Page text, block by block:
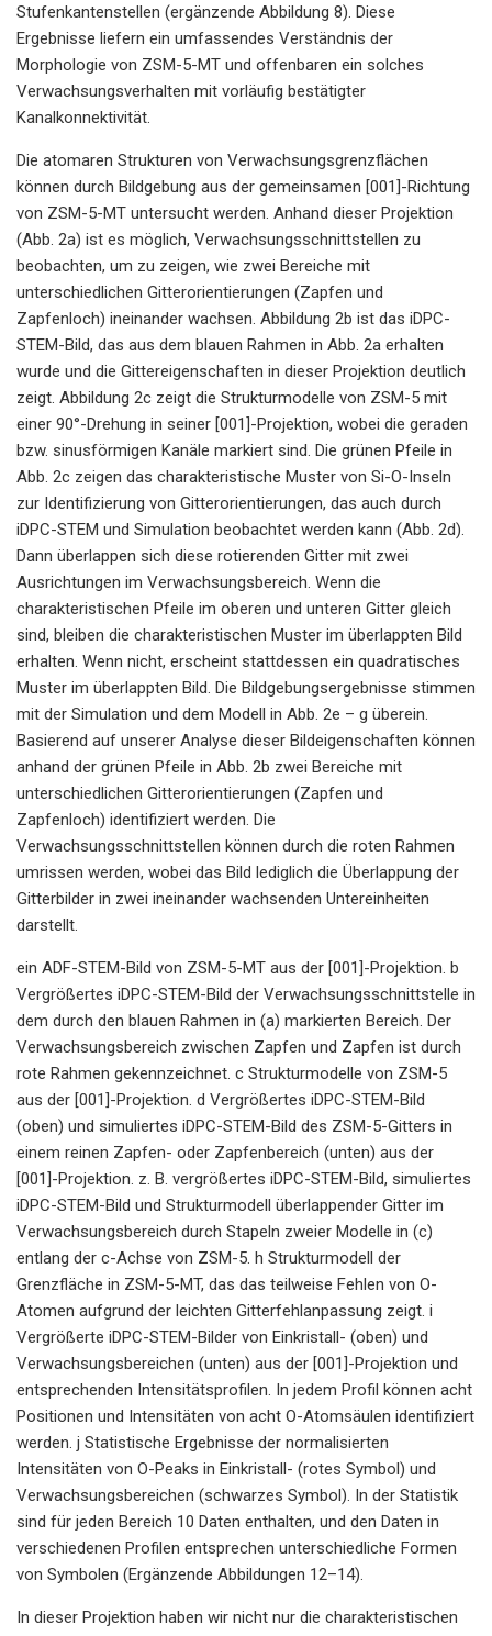
Stufenkantenstellen (ergänzende Abbildung 8). Diese
Ergebnisse liefern ein umfassendes Verständnis der
Morphologie von ZSM-5-MT und offenbaren ein solches
Verwachsungsverhalten mit vorläufig bestätigter
Kanalkonnektivität.
Die atomaren Strukturen von Verwachsungsgrenzflächen
können durch Bildgebung aus der gemeinsamen [001]-Richtung
von ZSM-5-MT untersucht werden. Anhand dieser Projektion
(Abb. 2a) ist es möglich, Verwachsungsschnittstellen zu
beobachten, um zu zeigen, wie zwei Bereiche mit
unterschiedlichen Gitterorientierungen (Zapfen und
Zapfenloch) ineinander wachsen. Abbildung 2b ist das iDPC-
STEM-Bild, das aus dem blauen Rahmen in Abb. 2a erhalten
wurde und die Gittereigenschaften in dieser Projektion deutlich
zeigt. Abbildung 2c zeigt die Strukturmodelle von ZSM-5 mit
einer 90°-Drehung in seiner [001]-Projektion, wobei die geraden
bzw. sinusförmigen Kanäle markiert sind. Die grünen Pfeile in
Abb. 2c zeigen das charakteristische Muster von Si-O-Inseln
zur Identifizierung von Gitterorientierungen, das auch durch
iDPC-STEM und Simulation beobachtet werden kann (Abb. 2d).
Dann überlappen sich diese rotierenden Gitter mit zwei
Ausrichtungen im Verwachsungsbereich. Wenn die
charakteristischen Pfeile im oberen und unteren Gitter gleich
sind, bleiben die charakteristischen Muster im überlappten Bild
erhalten. Wenn nicht, erscheint stattdessen ein quadratisches
Muster im überlappten Bild. Die Bildgebungsergebnisse stimmen
mit der Simulation und dem Modell in Abb. 2e – g überein.
Basierend auf unserer Analyse dieser Bildeigenschaften können
anhand der grünen Pfeile in Abb. 2b zwei Bereiche mit
unterschiedlichen Gitterorientierungen (Zapfen und
Zapfenloch) identifiziert werden. Die
Verwachsungsschnittstellen können durch die roten Rahmen
umrissen werden, wobei das Bild lediglich die Überlappung der
Gitterbilder in zwei ineinander wachsenden Untereinheiten
darstellt.
ein ADF-STEM-Bild von ZSM-5-MT aus der [001]-Projektion. b
Vergrößertes iDPC-STEM-Bild der Verwachsungsschnittstelle in
dem durch den blauen Rahmen in (a) markierten Bereich. Der
Verwachsungsbereich zwischen Zapfen und Zapfen ist durch
rote Rahmen gekennzeichnet. c Strukturmodelle von ZSM-5
aus der [001]-Projektion. d Vergrößertes iDPC-STEM-Bild
(oben) und simuliertes iDPC-STEM-Bild des ZSM-5-Gitters in
einem reinen Zapfen- oder Zapfenbereich (unten) aus der
[001]-Projektion. z. B. vergrößertes iDPC-STEM-Bild, simuliertes
iDPC-STEM-Bild und Strukturmodell überlappender Gitter im
Verwachsungsbereich durch Stapeln zweier Modelle in (c)
entlang der c-Achse von ZSM-5. h Strukturmodell der
Grenzfläche in ZSM-5-MT, das das teilweise Fehlen von O-
Atomen aufgrund der leichten Gitterfehlanpassung zeigt. i
Vergrößerte iDPC-STEM-Bilder von Einkristall- (oben) und
Verwachsungsbereichen (unten) aus der [001]-Projektion und
entsprechenden Intensitätsprofilen. In jedem Profil können acht
Positionen und Intensitäten von acht O-Atomsäulen identifiziert
werden. j Statistische Ergebnisse der normalisierten
Intensitäten von O-Peaks in Einkristall- (rotes Symbol) und
Verwachsungsbereichen (schwarzes Symbol). In der Statistik
sind für jeden Bereich 10 Daten enthalten, und den Daten in
verschiedenen Profilen entsprechen unterschiedliche Formen
von Symbolen (Ergänzende Abbildungen 12–14).
In dieser Projektion haben wir nicht nur die charakteristischen